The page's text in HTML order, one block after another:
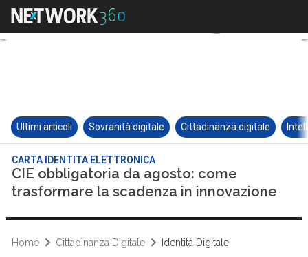
Ultimi articoli Sovranità digitale Cittadinanza digitale
CARTA IDENTITA ELETTRONICA
CIE obbligatoria da agosto: come
trasformare la scadenza in innovazione
Home Cittadinanza Digitale Identità Digitale